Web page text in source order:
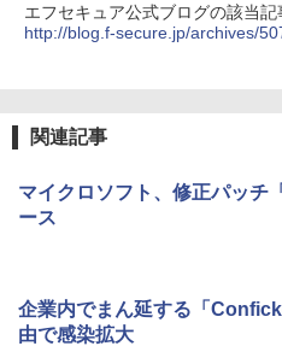
エフセキュア公式ブログの該当記
http://blog.f-secure.jp/archives/
関連記事
マイクロソフト、修正パッチ
ース
企業内でまん延する「
由で感染拡大